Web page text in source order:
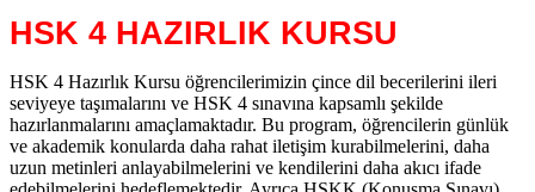
HSK 4 HAZIRLIK KURSU
HSK 4 Hazırlık Kursu öğrencilerimizin çince dil becerilerini ileri
seviyeye taşımalarını ve HSK 4 sınavına kapsamlı şekilde
hazırlanmalarını amaçlamaktadır. Bu program, öğrencilerin günlük
ve akademik konularda daha rahat iletişim kurabilmelerini, daha
uzun metinleri anlayabilmelerini ve kendilerini daha akıcı ifade